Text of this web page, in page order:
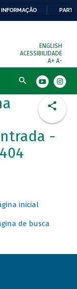
ENGLISH
ACESSIBILIDADE
A+ A-
Busca
-
inicial
de busca